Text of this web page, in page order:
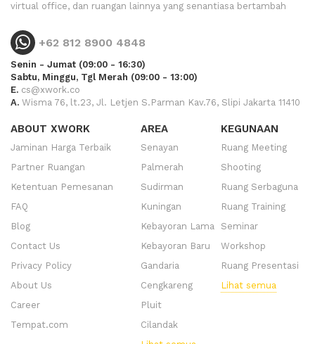
virtual office, dan ruangan lainnya yang senantiasa bertambah
+62 812 8900 4848
Senin - Jumat (09:00 - 16:30)
Sabtu, Minggu, Tgl Merah (09:00 - 13:00)
E. cs@xwork.co
A. Wisma 76, lt.23, Jl. Letjen S.Parman Kav.76, Slipi Jakarta 11410
ABOUT XWORK
Jaminan Harga Terbaik
Partner Ruangan
Ketentuan Pemesanan
FAQ
Blog
Contact Us
Privacy Policy
About Us
Career
Tempat.com
AREA
Senayan
Palmerah
Sudirman
Kuningan
Kebayoran Lama
Kebayoran Baru
Gandaria
Cengkareng
Pluit
Cilandak
KEGUNAAN
Ruang Meeting
Shooting
Ruang Serbaguna
Ruang Training
Seminar
Workshop
Ruang Presentasi
Lihat semua